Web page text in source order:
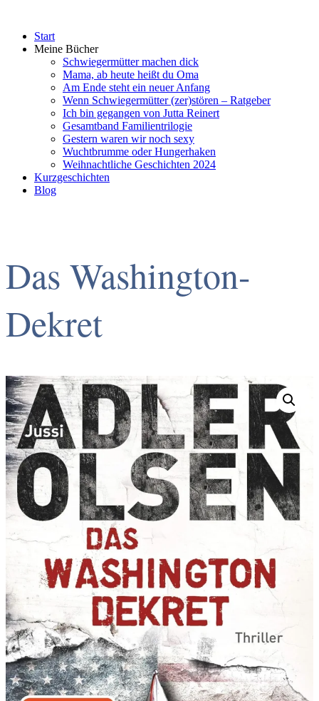
Start
Meine Bücher
Schwiegermütter machen dick
Mama, ab heute heißt du Oma
Am Ende steht ein neuer Anfang
Wenn Schwiegermütter (zer)stören – Ratgeber
Ich bin gegangen von Jutta Reinert
Gesamtband Familientrilogie
Gestern waren wir noch sexy
Wuchtbrumme oder Hungerhaken
Weihnachtliche Geschichten 2024
Kurzgeschichten
Blog
Das Washington-
Dekret